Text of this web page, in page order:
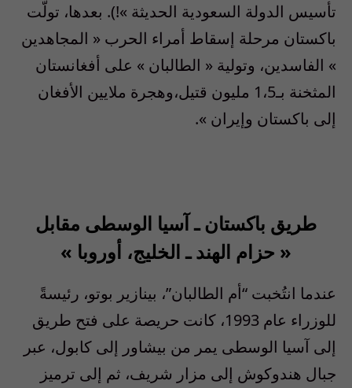
تأسيس الدولة السعودية الحديثة »!). بعدها، تولّت
باكستان مرحلة إسقاط أمراء الحرب « المجاهدين
» الفاسدين، وتولية « الطالبان » على أفغانستان
المثخنة بـ
1 ،5
مليون قتيل،وهجرة ملايين الأفغان
إلى باكستان وإيران ».
طريق باكستان ـ آسيا الوسطى مقابل
« حزام الهند ـ الخليج، أوروبا »
عندما انتُخبت “أم الطالبان”، بينازير بوتو، رئيسةً
للوزراء عام
، كانت حريصة على فتح طريق
إلى آسيا الوسطى يمر من بيشاور إلى كابول، عبر
جبال هندوكوش إلى مزار شريف، ثم إلى ترميز